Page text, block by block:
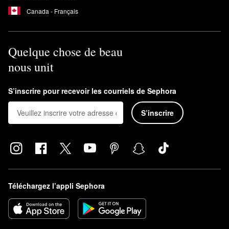
Canada - Français
Quelque chose de beau
nous unit
S’inscrire pour recevoir les courriels de Sephora
S’inscrire
Téléchargez l’appli Sephora